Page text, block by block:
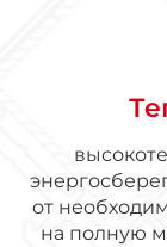
от
на полную